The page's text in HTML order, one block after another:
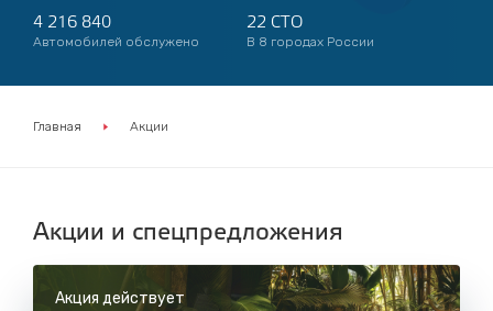
4 216 840
Автомобилей обслужено
22 СТО
В 8 городах России
Главная Акции
Акции и спецпредложения
Акция действует